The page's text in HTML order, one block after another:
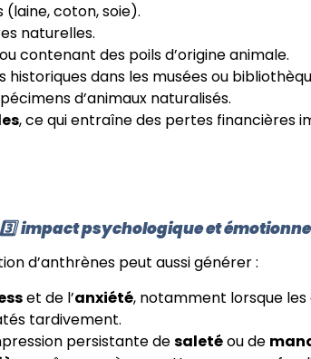
coton, soie).
naturelles.
contenant des poils d’origine animale.
dans les musées ou
d’animaux naturalisés.
, ce qui entraîne des pertes financières
3️⃣impact psychologique et
d’anthrènes peut aussi générer :
et de l’anxiété, notamment lorsque
tardivement.
persistante desaletéou de